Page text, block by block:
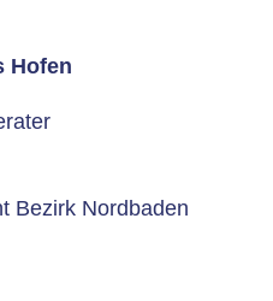
Hofen
Bezirk Nordbaden